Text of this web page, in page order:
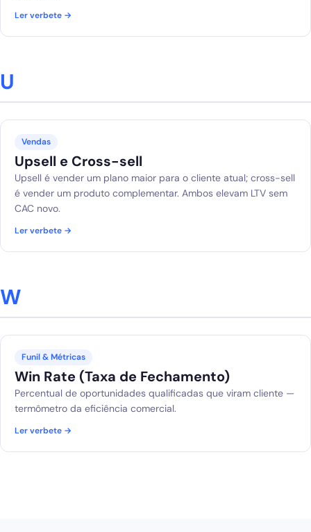
Ler verbete →
U
Vendas
Upsell e Cross-sell
Upsell é vender um plano maior para o cliente atual; cross-sell
é vender um produto complementar. Ambos elevam LTV sem
CAC novo.
Ler verbete →
W
Funil & Métricas
Win Rate (Taxa de Fechamento)
Percentual de oportunidades qualificadas que viram cliente —
termômetro da eficiência comercial.
Ler verbete →